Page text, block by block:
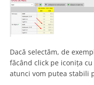
Dacă selectăm, de
făcând click pe iconița
atunci vom putea stabili